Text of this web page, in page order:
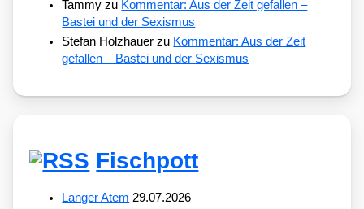
Tammy zu Kommentar: Aus der Zeit gefallen –
Bastei und der Sexismus
Stefan Holzhauer zu Kommentar: Aus der Zeit
gefallen – Bastei und der Sexismus
Fischpott
Langer Atem 29.07.2026